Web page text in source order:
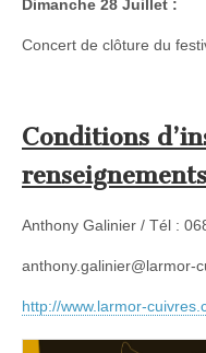
Dimanche 28 Juillet :
Concert de clôture du
Conditions
Anthony Galinier / Tél :
anthony.galinier@larmor-
http://www.larmor-